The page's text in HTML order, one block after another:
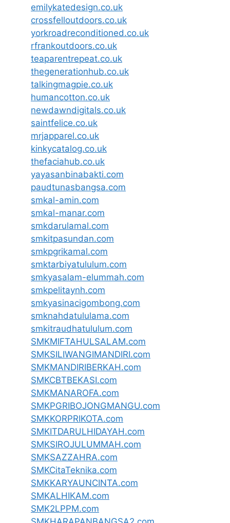
emilykatedesign.co.uk
crossfelloutdoors.co.uk
yorkroadreconditioned.co.uk
rfrankoutdoors.co.uk
teaparentrepeat.co.uk
thegenerationhub.co.uk
talkingmagpie.co.uk
humancotton.co.uk
newdawndigitals.co.uk
saintfelice.co.uk
mrjapparel.co.uk
kinkycatalog.co.uk
thefaciahub.co.uk
yayasanbinabakti.com
paudtunasbangsa.com
smkal-amin.com
smkal-manar.com
smkdarulamal.com
smkitpasundan.com
smkpgrikamal.com
smktarbiyatululum.com
smkyasalam-elummah.com
smkpelitaynh.com
smkyasinacigombong.com
smknahdatululama.com
smkitraudhatululum.com
SMKMIFTAHULSALAM.com
SMKSILIWANGIMANDIRI.com
SMKMANDIRIBERKAH.com
SMKCBTBEKASI.com
SMKMANAROFA.com
SMKPGRIBOJONGMANGU.com
SMKKORPRIKOTA.com
SMKITDARULHIDAYAH.com
SMKSIROJULUMMAH.com
SMKSAZZAHRA.com
SMKCitaTeknika.com
SMKKARYAUNCINTA.com
SMKALHIKAM.com
SMK2LPPM.com